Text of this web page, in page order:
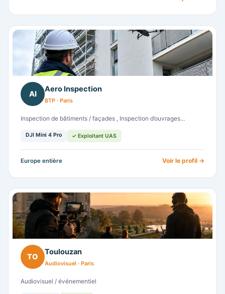
AI
Aero Inspection
BTP · Paris
Inspection de bâtiments / façades , Inspection d’ouvrages…
DJI Mini 4 Pro ✓ Exploitant UAS
Europe entière Voir le profil →
TO
Toulouzan
Audiovisuel · Paris
Audiovisuel / événementiel